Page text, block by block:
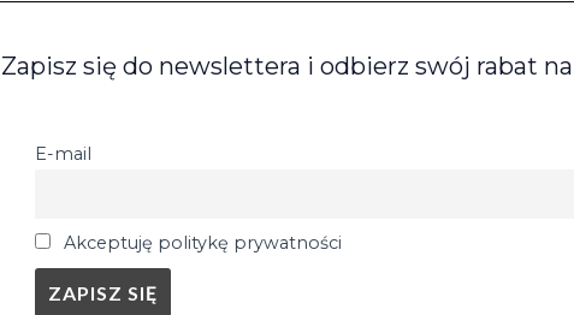
Zapisz się do newslettera i odbierz swój rabat
E-mail
Akceptuję politykę prywatności